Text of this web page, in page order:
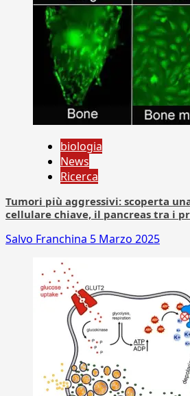
biologia
News
Ricerca
Tumori più aggressivi: scoperta
cellulare chiave, il pancreas tra i
Salvo Franchina 5 Marzo 2025